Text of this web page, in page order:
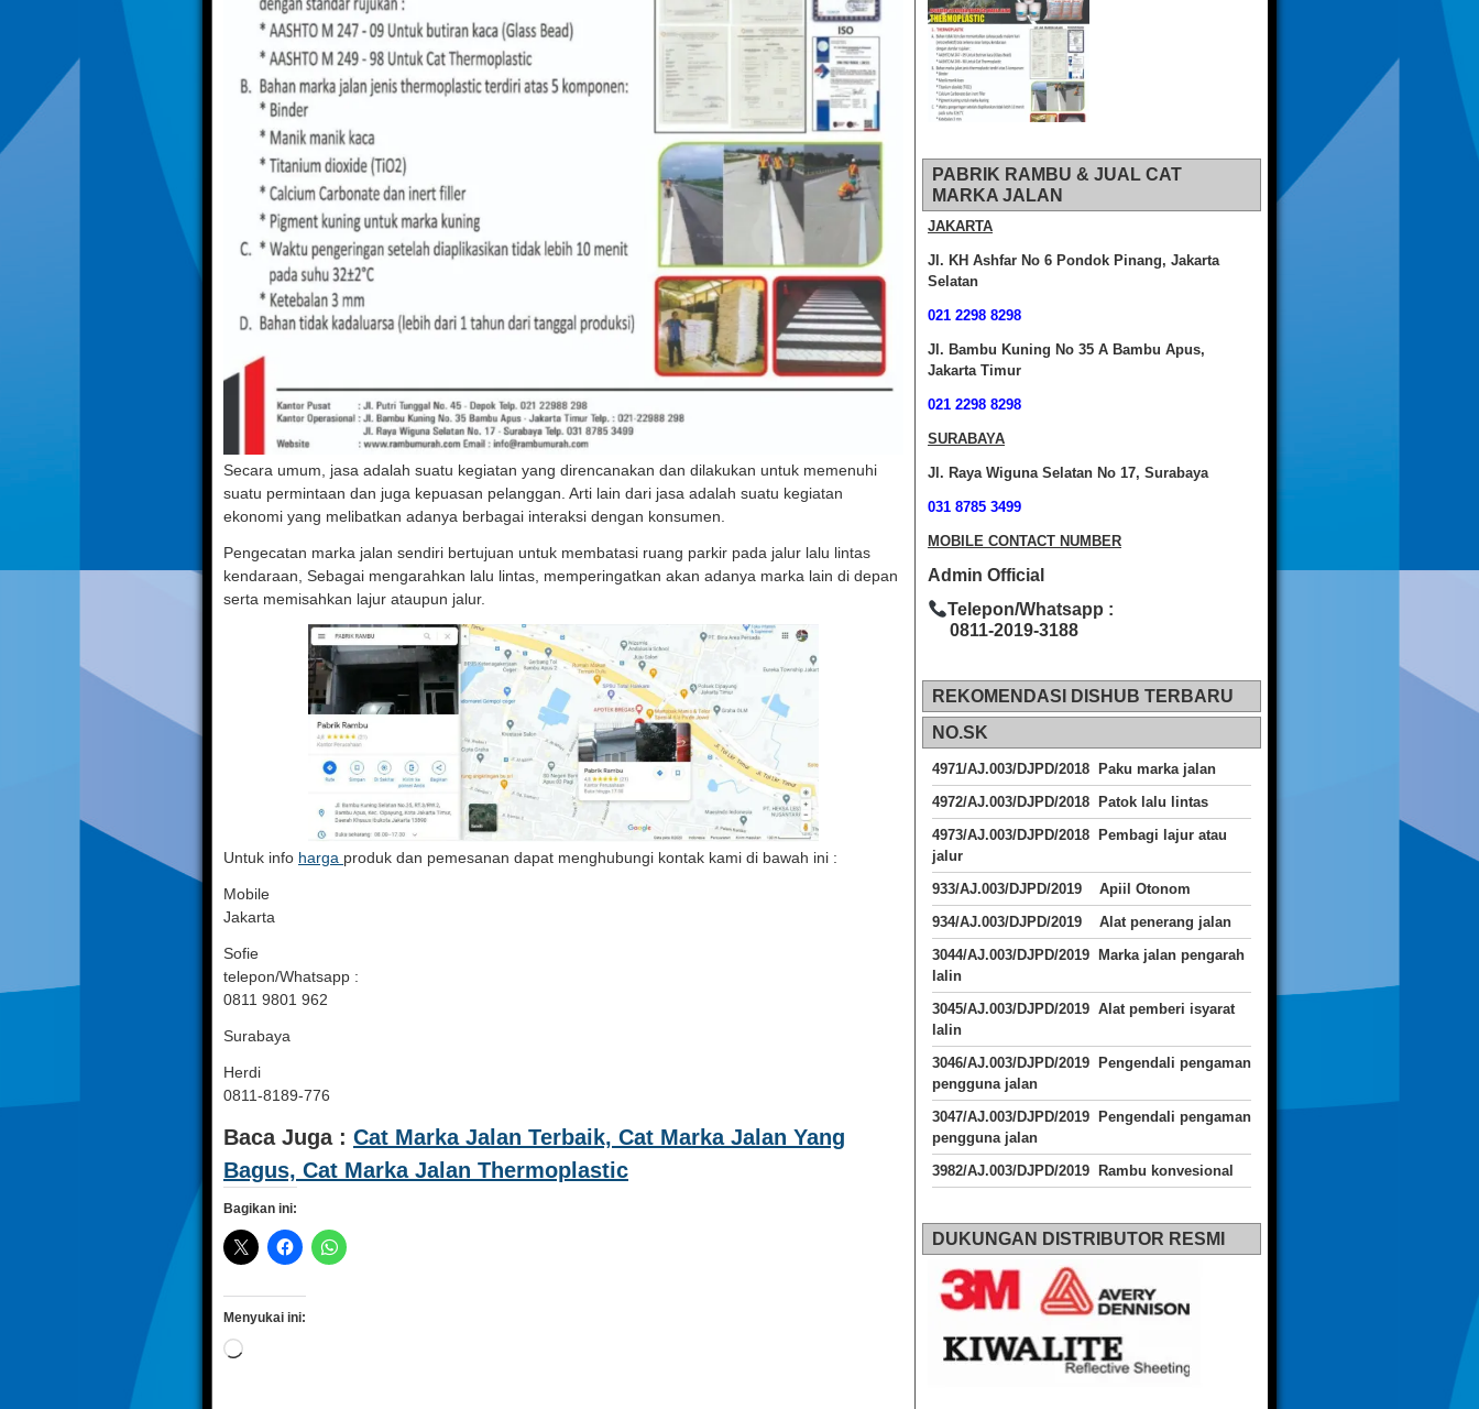
Secara umum, jasa adalah suatu kegiatan yang direncanakan dan dilakukan untuk memenuhi
suatu permintaan dan juga kepuasan pelanggan. Arti lain dari jasa adalah suatu kegiatan
ekonomi yang melibatkan adanya berbagai interaksi dengan konsumen.
Pengecatan marka jalan sendiri bertujuan untuk membatasi ruang parkir pada jalur lalu lintas
kendaraan, Sebagai mengarahkan lalu lintas, memperingatkan akan adanya marka lain di depan
serta memisahkan lajur ataupun jalur.
Untuk info harga produk dan pemesanan dapat menghubungi kontak kami di bawah ini :
Mobile
Jakarta
Sofie
telepon/Whatsapp :
0811 9801 962
Surabaya
Herdi
0811-8189-776
Baca Juga : Cat Marka Jalan Terbaik, Cat Marka Jalan Yang
Bagus, Cat Marka Jalan Thermoplastic
Bagikan ini:
Menyukai ini:
Memuat...
PABRIK RAMBU & JUAL CAT
MARKA JALAN
JAKARTA
Jl. KH Ashfar No 6 Pondok Pinang, Jakarta
Selatan
021 2298 8298
Jl. Bambu Kuning No 35 A Bambu Apus,
Jakarta Timur
021 2298 8298
SURABAYA
Jl. Raya Wiguna Selatan No 17, Surabaya
031 8785 3499
MOBILE CONTACT NUMBER
Admin Official
Telepon/Whatsapp :
0811-2019-3188
REKOMENDASI DISHUB TERBARU
NO.SK
4971/AJ.003/DJPD/2018 Paku marka jalan
4972/AJ.003/DJPD/2018 Patok lalu lintas
4973/AJ.003/DJPD/2018
Pembagi lajur atau
jalur
933/AJ.003/DJPD/2019 Apiil Otonom
934/AJ.003/DJPD/2019 Alat penerang jalan
3044/AJ.003/DJPD/2019 Marka jalan pengarah
lalin
3045/AJ.003/DJPD/2019 Alat pemberi isyarat
lalin
3046/AJ.003/DJPD/2019 Pengendali pengaman
pengguna jalan
3047/AJ.003/DJPD/2019 Pengendali pengaman
pengguna jalan
3982/AJ.003/DJPD/2019 Rambu konvesional
DUKUNGAN DISTRIBUTOR RESMI